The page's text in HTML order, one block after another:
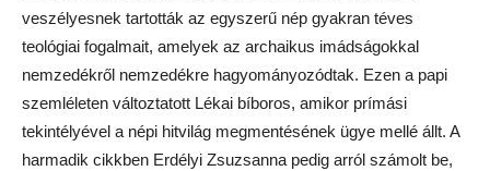
veszélyesnek tartották az egyszerű nép gyakran téves
teológiai fogalmait, amelyek az archaikus imádságokkal
nemzedékről nemzedékre hagyományozódtak. Ezen a papi
szemléleten változtatott Lékai bíboros, amikor prímási
tekintélyével a népi hitvilág megmentésének ügye mellé állt. A
harmadik cikkben Erdélyi Zsuzsanna pedig arról számolt be,